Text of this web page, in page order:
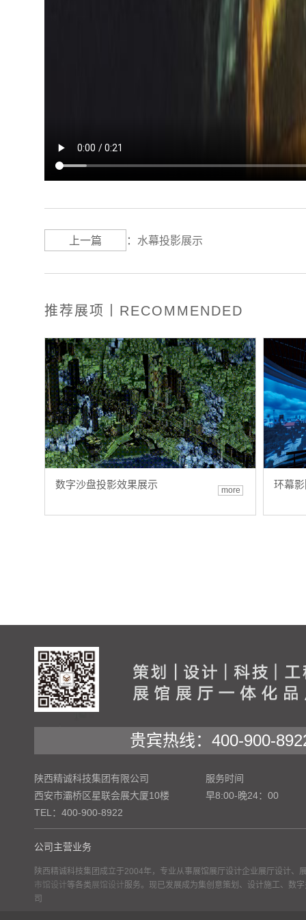
上一篇 ： 水幕投影展示
推荐展项丨RECOMMENDED
数字沙盘投影效果展示 more 环幕
贵宾热线：400-900-
陕西精诚科技集团有限公司
西安市灞桥区星联会展大厦10楼
TEL：400-900-8922
服务时间
早8:00-晚24：00
公司主营业务
陕西精诚科技集团成立于2004年，专业从事展馆展厅设计企业展厅设计、
市馆设计等各类 展馆设计 服务。现已发展成为集创意策划、设计施工、数
司